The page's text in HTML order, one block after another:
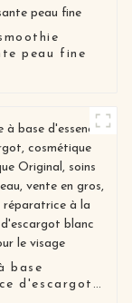
peau fine
base
d'escargot,